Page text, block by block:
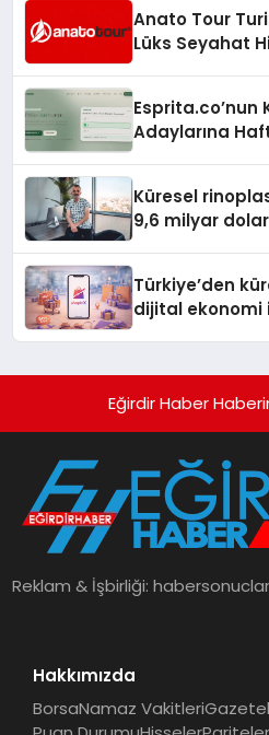
Anato Tour
Lüks Seyahat
Esprita.co’nun
Adaylarına
Küresel
9,6 milyar
Türkiye’den
dijital ekonomi
Eğirdir Haber
Reklam & İşbirliği:
Hakkımızda
BorsaNamaz Vakitleri